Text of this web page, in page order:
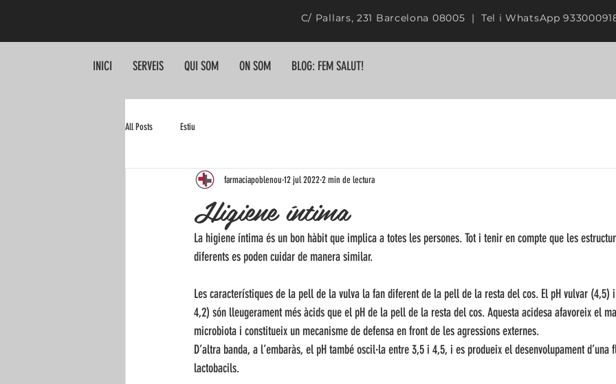
INICI SERVEIS QUI SOM ON SOM BLOG: FEM SALUT!
C/ Pallars, 231 Barcelona 08005 | Tel i WhatsApp
All Posts Estiu
Higiene íntima
farmaciapoblenou 12 jul 20222 min de lectura
La higiene íntima és un bon hàbit que implica a totes les persones. Tot i tenir en compte que les
diferents es poden cuidar de manera similar.
Les característiques de la pell de la vulva la fan diferent de la pell de la resta del cos. El pH vulvar (4,5)
4,2) són lleugerament més àcids que el pH de la pell de la resta del cos. Aquesta acidesa afavoreix el
microbiota i constitueix un mecanisme de defensa en front de les agressions externes.
D’altra banda, a l’embaràs, el pH també oscil·la entre 3,5 i 4,5, i es produeix el desenvolupament d’una
lactobacils.